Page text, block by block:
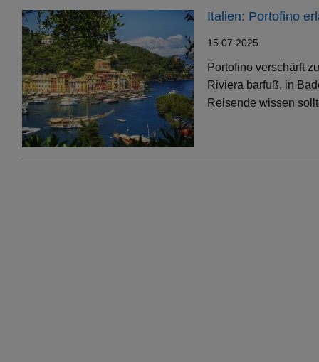
Italien: Portofino
15.07.2025
Portofino verschärft
Riviera barfuß, in
Reisende wissen